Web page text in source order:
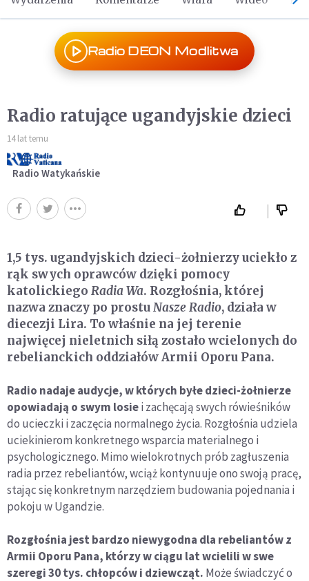
Radio DEON Modlitwa
Radio ratujące ugandyjskie dzieci
14 lat temu
Radio Watykańskie
1,5 tys. ugandyjskich dzieci-żołnierzy uciekło z
rąk swych oprawców dzięki pomocy
katolickiego Radia Wa. Rozgłośnia, której
nazwa znaczy po prostuNasze Radio, działa w
diecezji Lira. To właśnie na jej terenie
najwięcej nieletnich siłą zostało wcielonych do
rebelianckich oddziałów Armii Oporu Pana.
Radio nadaje audycje, w których byłe dzieci-żołnierze
opowiadają o swym losiei zachęcają swych rówieśników
do ucieczki i zaczęcia normalnego życia. Rozgłośnia udziela
uciekinierom konkretnego wsparcia materialnego i
psychologicznego. Mimo wielokrotnych prób zagłuszenia
radia przez rebeliantów, wciąż kontynuuje ono swoją pracę,
stając się konkretnym narzędziem budowania pojednania i
pokoju w Ugandzie.
Rozgłośnia jest bardzo niewygodna dla rebeliantów z
Armii Oporu Pana, którzy w ciągu lat wcielili w swe
szeregi 30 tys. chłopców i dziewcząt. Może świadczyć o